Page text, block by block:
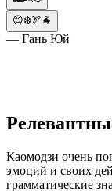
😊❄️🏹🐐
— Гань Юй
Каомодзи очень
эмоций и своих
грамматические